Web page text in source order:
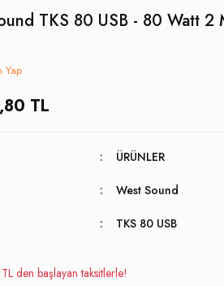
TKS 80 USB - 80 Watt
Yap
TL
ÜRÜNLER
West Sound
TKS 80 USB
den başlayan taksitlerle!